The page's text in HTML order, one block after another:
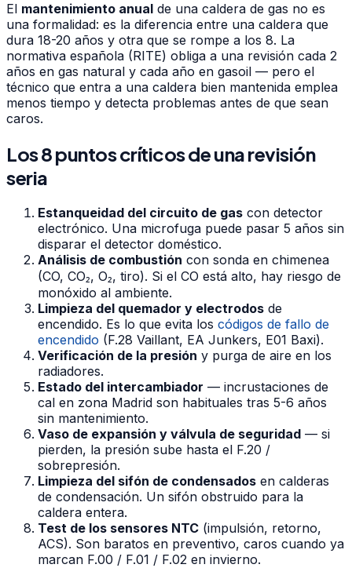
El mantenimiento anual de una caldera de gas no es
una formalidad: es la diferencia entre una caldera que
dura 18-20 años y otra que se rompe a los 8. La
normativa española (RITE) obliga a una revisión cada 2
años en gas natural y cada año en gasoil — pero el
técnico que entra a una caldera bien mantenida emplea
menos tiempo y detecta problemas antes de que sean
caros.
Los 8 puntos críticos de una revisión
seria
Estanqueidad del circuito de gas con detector
electrónico. Una microfuga puede pasar 5 años sin
disparar el detector doméstico.
Análisis de combustión con sonda en chimenea
(CO, CO₂, O₂, tiro). Si el CO está alto, hay riesgo de
monóxido al ambiente.
Limpieza del quemador y electrodos de
encendido. Es lo que evita los códigos de fallo de
encendido (F.28 Vaillant, EA Junkers, E01 Baxi).
Verificación de la presión y purga de aire en los
radiadores.
Estado del intercambiador — incrustaciones de
cal en zona Madrid son habituales tras 5-6 años
sin mantenimiento.
Vaso de expansión y válvula de seguridad — si
pierden, la presión sube hasta el F.20 /
sobrepresión.
Limpieza del sifón de condensados en calderas
de condensación. Un sifón obstruido para la
caldera entera.
Test de los sensores NTC (impulsión, retorno,
ACS). Son baratos en preventivo, caros cuando ya
marcan F.00 / F.01 / F.02 en invierno.